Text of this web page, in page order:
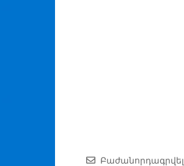
Բաժանորդագրվել